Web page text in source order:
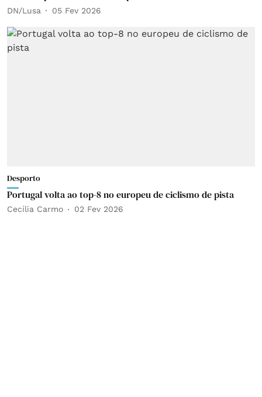
DN/Lusa 05 Fev 2026
Desporto
Portugal volta ao top-8 no europeu de ciclismo de pista
Cecília Carmo 02 Fev 2026